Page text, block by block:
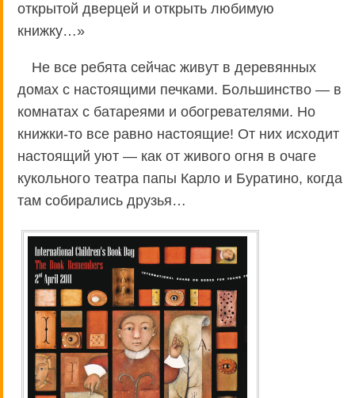
открытой дверцей и открыть любимую
книжку…»
Не все ребята сейчас живут в деревянных
домах с настоящими печками. Большинство — в
комнатах с батареями и обогревателями. Но
книжки-то все равно настоящие! От них исходит
настоящий уют — как от живого огня в очаге
кукольного театра папы Карло и Буратино, когда
там собирались друзья…